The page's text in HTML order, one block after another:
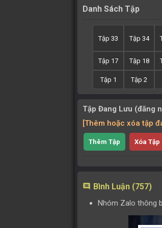
Danh Sách Tập
Tập 34
Tập 33
Tập 18
Tập 17
Tập 2
Tập 1
Tập Đang Lưu (đăng
[Thêm hoặc xóa tập
Thêm Tập Xóa Tập
comment Bình Luận (757)
Nhóm Zalo thông